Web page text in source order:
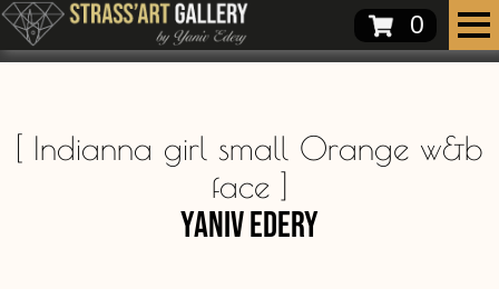
0
[ Indianna girl small Orange w&b
face ]
Yaniv Edery